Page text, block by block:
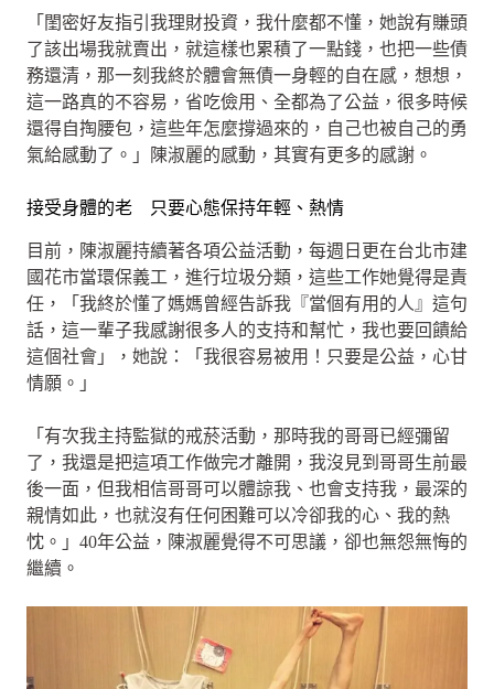
「閨密好友指引我理財投資，我什麼都不懂，她說有賺頭
了該出場我就賣出，就這樣也累積了一點錢，也把一些債
務還清，那一刻我終於體會無債一身輕的自在感，想想，
這一路真的不容易，省吃儉用、全都為了公益，很多時候
還得自掏腰包，這些年怎麼撐過來的，自己也被自己的勇
氣給感動了。」陳淑麗的感動，其實有更多的感謝。
接受身體的老 只要心態保持年輕、熱情
目前，陳淑麗持續著各項公益活動，每週日更在台北市建
國花市當環保義工，進行垃圾分類，這些工作她覺得是責
任，「我終於懂了媽媽曾經告訴我『當個有用的人』這句
話，這一輩子我感謝很多人的支持和幫忙，我也要回饋給
這個社會」，她說：「我很容易被用！只要是公益，心甘
情願。」
「有次我主持監獄的戒菸活動，那時我的哥哥已經彌留
了，我還是把這項工作做完才離開，我沒見到哥哥生前最
後一面，但我相信哥哥可以體諒我、也會支持我，最深的
親情如此，也就沒有任何困難可以冷卻我的心、我的熱
忱。」40年公益，陳淑麗覺得不可思議，卻也無怨無悔的
繼續。